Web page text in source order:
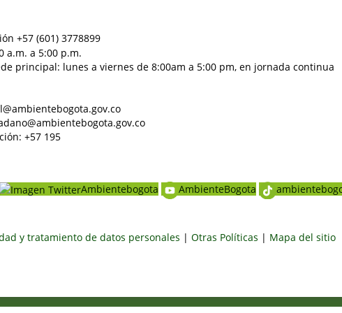
+57 (601) 3778899
a.m. a 5:00 p.m.
principal: lunes a viernes de 8:00am a 5:00 pm, en jornada continua
+57 195
Ambientebogota AmbienteBogota
y tratamiento de datos personales | Otras Políticas | Mapa del sitio